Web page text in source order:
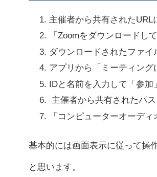
主催者から共有されたURL
「Zoomをダウンロードし
ダウンロードされたファ
アプリから「ミーティング
IDと名前を入力して「参加
主催者から共有されたパ
「コンピューターオーデ
基本的には画面表示に従って操
と思います。